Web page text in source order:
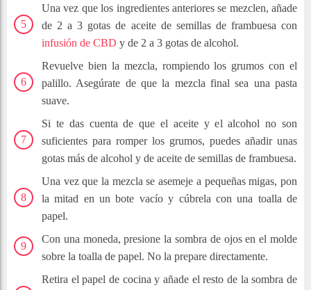
Una vez que los ingredientes anteriores se mezclen, añade
de 2 a 3 gotas de aceite de semillas de frambuesa con
infusión de CBD y de 2 a 3 gotas de alcohol.
Revuelve bien la mezcla, rompiendo los grumos con el
palillo. Asegúrate de que la mezcla final sea una pasta
suave.
Si te das cuenta de que el aceite y el alcohol no son
suficientes para romper los grumos, puedes añadir unas
gotas más de alcohol y de aceite de semillas de frambuesa.
Una vez que la mezcla se asemeje a pequeñas migas, pon
la mitad en un bote vacío y cúbrela con una toalla de
papel.
Con una moneda, presione la sombra de ojos en el molde
sobre la toalla de papel. No la prepare directamente.
Retira el papel de cocina y añade el resto de la sombra de